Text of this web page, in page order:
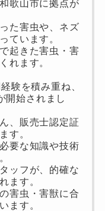
歌山市に拠点が
た害虫や、ネズ
ています。
起きた害虫・害
れます。
験を積み重ね、
開始されまし
、販売士認定証
す。
要な知識や技術
ッフが、的確な
ます。
害虫・害獣に合
ます。